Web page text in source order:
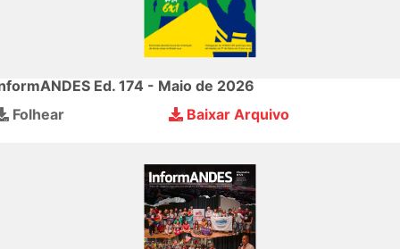
Ed. 174 - Maio de 2026
Folhear
Baixar Arquivo